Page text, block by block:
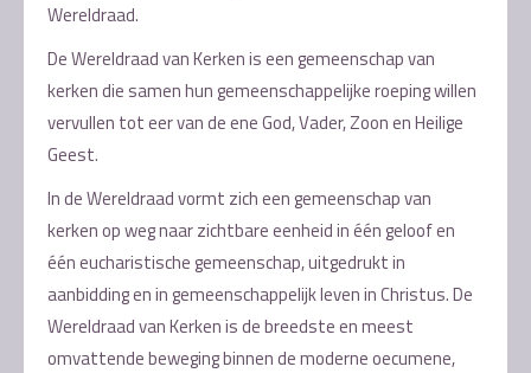
Wereldraad.
De Wereldraad van Kerken is een gemeenschap van
kerken die samen hun gemeenschappelijke roeping willen
vervullen tot eer van de ene God, Vader, Zoon en Heilige
Geest.
In de Wereldraad vormt zich een gemeenschap van
kerken op weg naar zichtbare eenheid in één geloof en
één eucharistische gemeenschap, uitgedrukt in
aanbidding en in gemeenschappelijk leven in Christus. De
Wereldraad van Kerken is de breedste en meest
omvattende beweging binnen de moderne oecumene,